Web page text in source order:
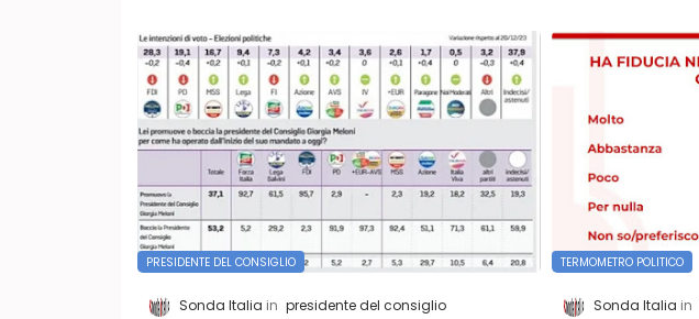
PRESIDENTE DEL CONSIGLIO
Sonda Italia presidente del consiglio
TERMOMETRO POLITICO
Sonda Italia